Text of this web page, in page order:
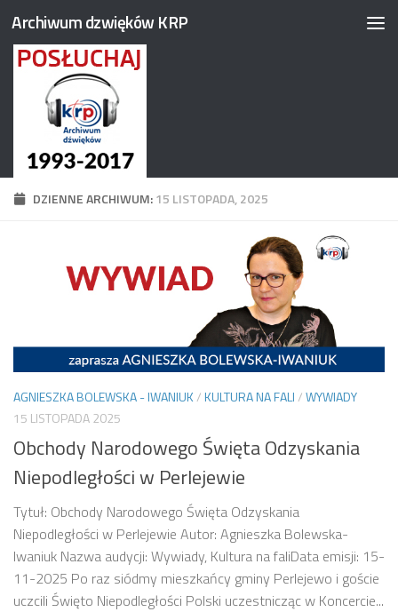
Przejdź do treści
Archiwum dzwięków KRP
DZIENNE ARCHIWUM:15 LISTOPADA, 2025
AGNIESZKA BOLEWSKA - IWANIUK/KULTURA NA FALI/WYWIADY
15 LISTOPADA 2025
Obchody Narodowego Święta Odzyskania
Niepodległości w Perlejewie
Tytuł: Obchody Narodowego Święta Odzyskania
Niepodległości w Perlejewie Autor: Agnieszka Bolewska-
Iwaniuk Nazwa audycji: Wywiady, Kultura na faliData emisji: 15-
11-2025 Po raz siódmy mieszkańcy gminy Perlejewo i goście
uczcili Święto Niepodległości Polski uczestnicząc w Koncercie...